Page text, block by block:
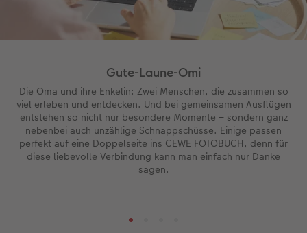
Gute-Laune-Omi
Die Oma und ihre Enkelin: Zwei Menschen, die zusammen so
viel erleben und entdecken. Und bei gemeinsamen Ausflügen
entstehen so nicht nur besondere Momente – sondern ganz
nebenbei auch unzählige Schnappschüsse. Einige passen
perfekt auf eine Doppelseite ins CEWE FOTOBUCH, denn für
diese liebevolle Verbindung kann man einfach nur Danke
sagen.